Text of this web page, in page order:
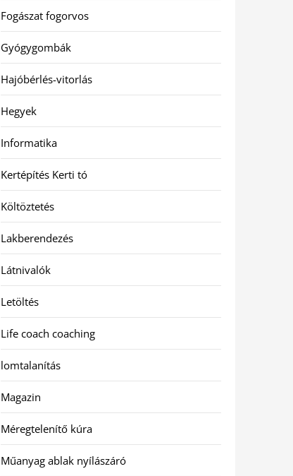
Fogászat fogorvos
Gyógygombák
Hajóbérlés-vitorlás
Hegyek
Informatika
Kertépítés Kerti tó
Költöztetés
Lakberendezés
Látnivalók
Letöltés
Life coach coaching
lomtalanítás
Magazin
Méregtelenítő kúra
Műanyag ablak nyílászáró